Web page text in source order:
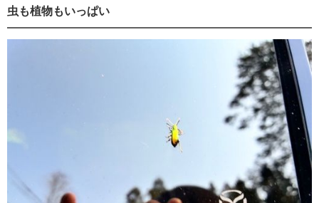
虫も植物もいっぱい